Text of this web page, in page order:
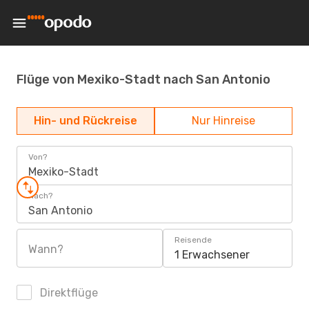
Flüge von Mexiko-Stadt nach San Antonio
Hin- und Rückreise Nur Hinreise
Von?
Mexiko-Stadt
Nach?
San Antonio
Wann?
Reisende
1 Erwachsener
Direktflüge